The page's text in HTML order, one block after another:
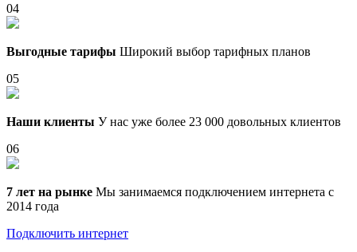
04
Выгодные тарифы Широкий выбор тарифных планов
05
Наши клиенты У нас уже более 23 000 довольных клиентов
06
7 лет на рынке Мы занимаемся подключением интернета с
2014 года
Подключить интернет